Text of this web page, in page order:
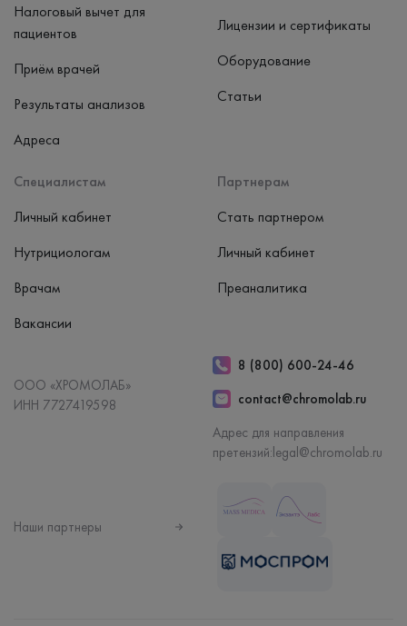
Налоговый вычет для
пациентов
Приём врачей
Результаты анализов
Адреса
Специалистам
Личный кабинет
Нутрициологам
Врачам
Вакансии
Партнерам
Стать партнером
Личный кабинет
Преаналитика
Лицензии и сертификаты
Оборудование
Статьи
ООО «ХРОМОЛАБ»
ИНН 7727419598
8 (800) 600-24-46
contact@chromolab.ru
Адрес для направления
претензий:legal@chromolab.ru
Наши партнеры